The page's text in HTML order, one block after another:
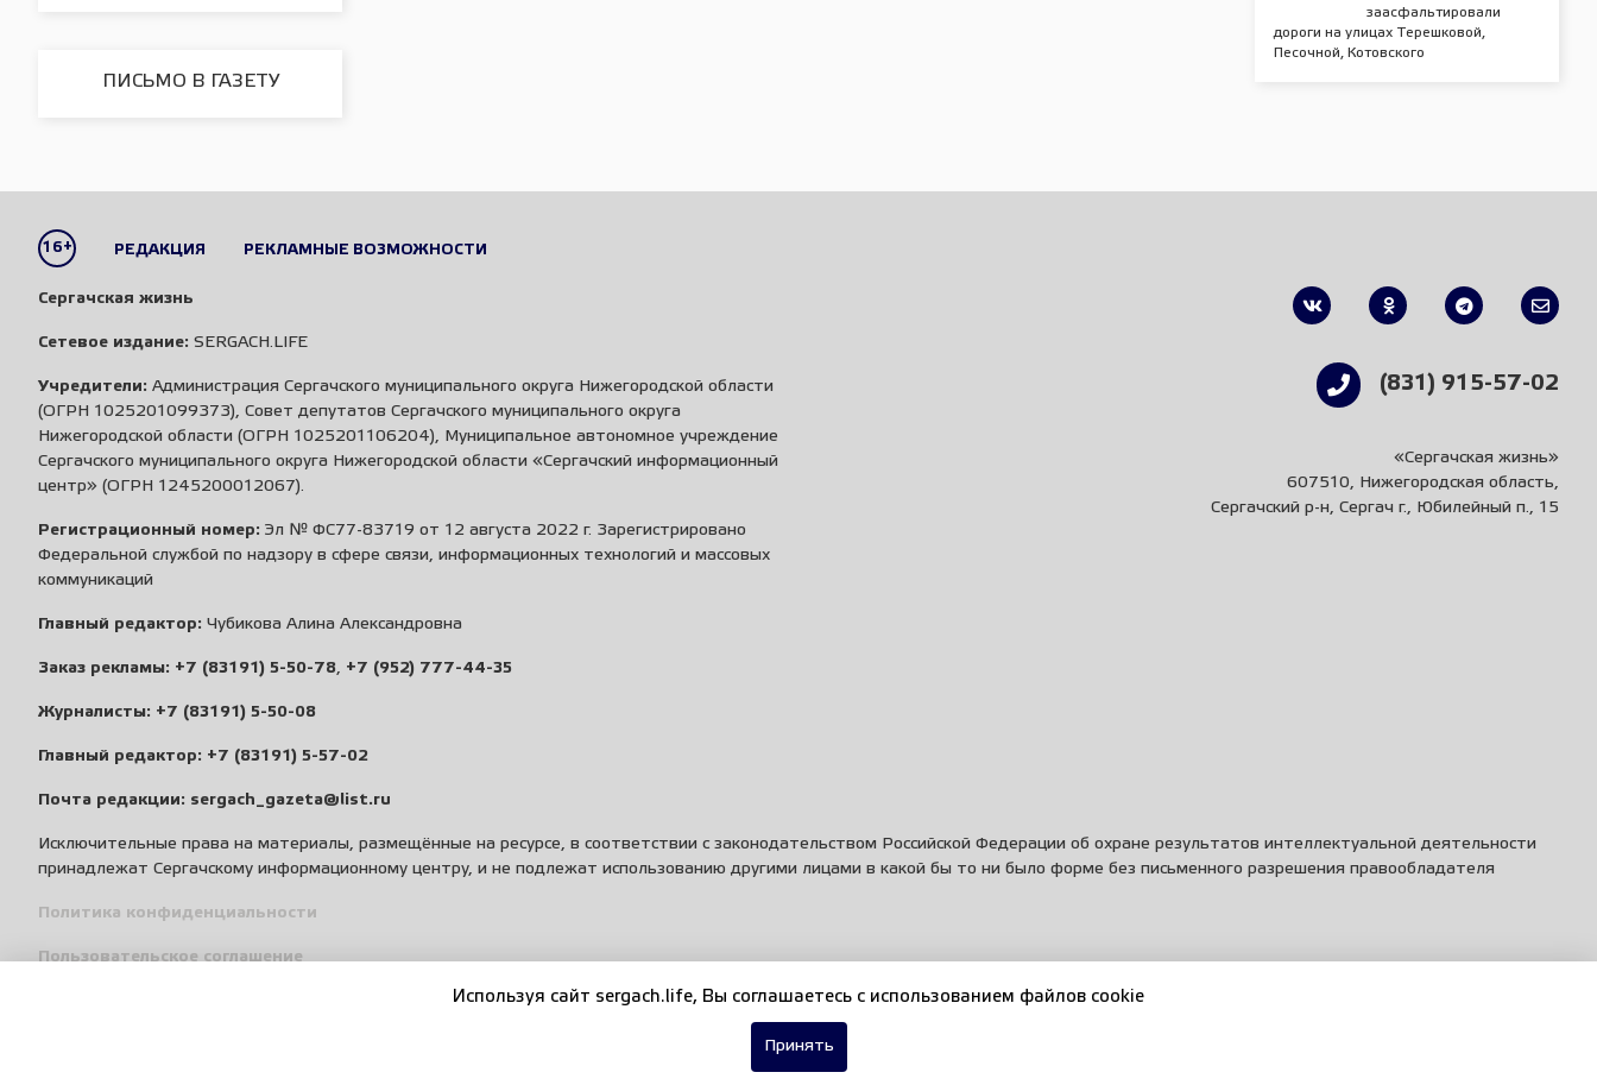
ПИСЬМО В ГАЗЕТУ
заасфальтировали
дороги на улицах Терешковой,
Песочной, Котовского
16+ РЕДАКЦИЯ РЕКЛАМНЫЕ ВОЗМОЖНОСТИ
Сергачская жизнь
Сетевое издание: SERGACH.LIFE
Учредители: Администрация Сергачского муниципального округа Нижегородской области
(ОГРН 1025201099373), Совет депутатов Сергачского муниципального округа
Нижегородской области (ОГРН 1025201106204), Муниципальное автономное учреждение
Сергачского муниципального округа Нижегородской области «Сергачский информационный
центр» (ОГРН 1245200012067).
Регистрационный номер: Эл № ФС77-83719 от 12 августа 2022 г. Зарегистрировано
Федеральной службой по надзору в сфере связи, информационных технологий и массовых
коммуникаций
Главный редактор: Чубикова Алина Александровна
Заказ рекламы: +7 (83191) 5-50-78, +7 (952) 777-44-35
Журналисты: +7 (83191) 5-50-08
Главный редактор: +7 (83191) 5-57-02
Почта редакции: sergach_gazeta@list.ru
(831) 915-57-02
«Сергачская жизнь»
607510, Нижегородская область,
Сергачский р-н, Сергач г., Юбилейный п., 15
Исключительные права на материалы, размещённые на ресурсе, в соответствии с законодательством Российской Федерации об охране результатов интеллектуальной деятельности
принадлежат Сергачскому информационному центру, и не подлежат использованию другими лицами в какой бы то ни было форме без письменного разрешения правообладателя
Политика конфиденциальности
Пользовательское соглашение
Используя сайт sergach.life, Вы соглашаетесь c использованием файлов cookie
Принять